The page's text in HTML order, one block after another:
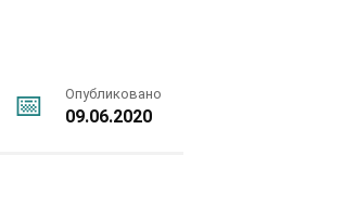
Опубликовано
09.06.2020